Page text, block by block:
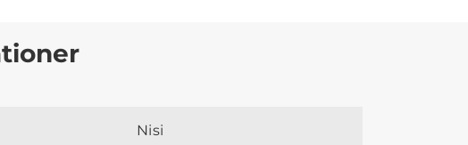
Nisi